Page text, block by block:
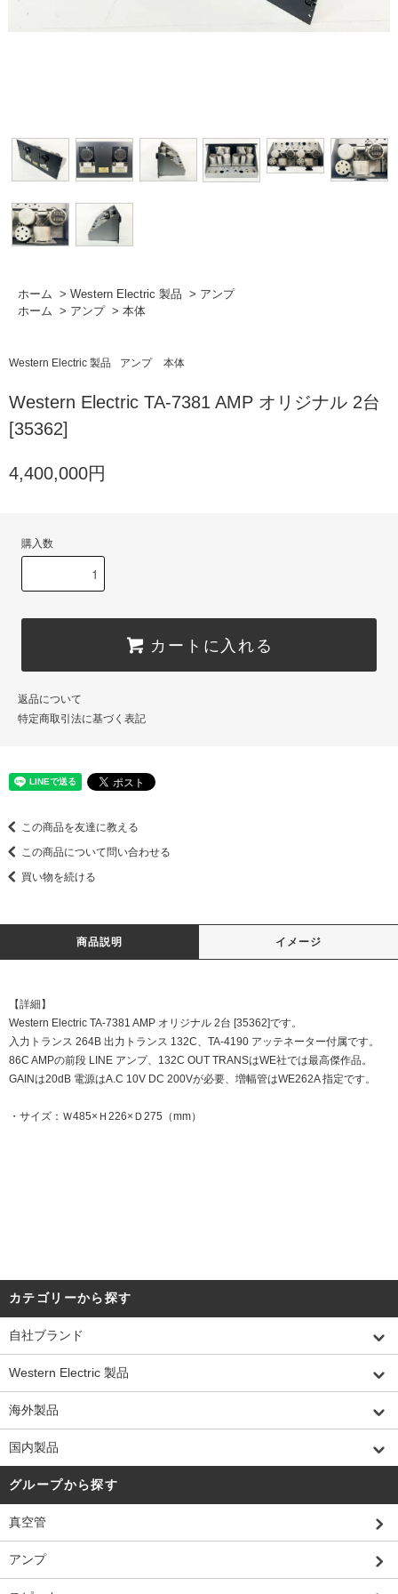
ホーム > Western Electric 製品 > アンプ
ホーム > アンプ > 本体
Western Electric 製品 アンプ 本体
Western Electric TA-7381 AMP オリジナル 2台
[35362]
4,400,000円
購入数
カートに入れる
返品について
特定商取引法に基づく表記
この商品を友達に教える
この商品について問い合わせる
買い物を続ける
商品説明 イメージ
【詳細】
Western Electric TA-7381 AMP オリジナル 2台 [35362]です。
入力トランス 264B 出力トランス 132C、TA-4190 アッテネーター付属です。
86C AMPの前段 LINE アンプ、132C OUT TRANSはWE社では最高傑作品。
GAINは20dB 電源はA.C 10V DC 200Vが必要、増幅管はWE262A 指定です。
・サイズ：Ｗ485×Ｈ226×Ｄ275（mm）
カテゴリーから探す
自社ブランド
Western Electric 製品
海外製品
国内製品
グループから探す
真空管
アンプ